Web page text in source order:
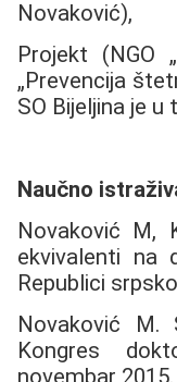
Novaković),
Projekt (NGO
„Prevencija
SO Bijeljina je
Naučno
Novaković M,
ekvivalenti na
Republici
Novaković M.
Kongres
novembar